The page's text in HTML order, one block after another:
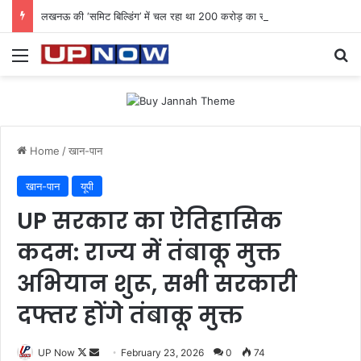
Menu
Home /खान-पान
खान-पान यूपी
UP सरकार का ऐतिहासिक
कदम: राज्य में तंबाकू मुक्त
अभियान शुरू, सभी सरकारी
दफ्तर होंगे तंबाकू मुक्त
UP Now
Follow
Send February 23, 2026 0 74